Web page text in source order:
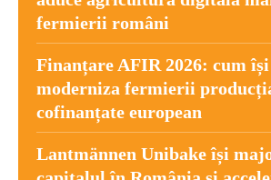
fermierii români
Finanțare AFIR 2026: cum
moderniza fermierii
cofinanțate european
Lantmännen Unibake își